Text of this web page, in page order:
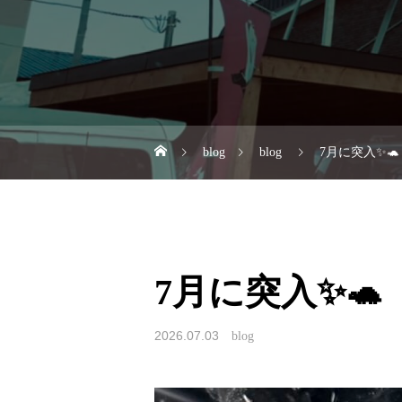
blog blog 7月に突入✨🐢
7月に突入✨🐢
2026.07.03 blog